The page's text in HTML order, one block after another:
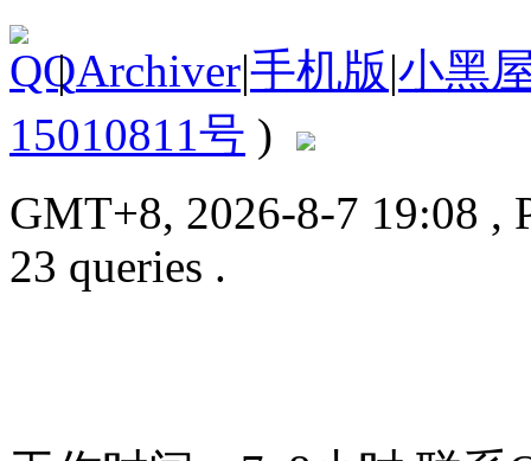
| Archiver|手机版|小黑
15010811号 )
GMT+8, 2026-8-7 19:08 ,
23 queries .